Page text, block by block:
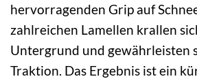
hervorragenden Grip auf
zahlreichen Lamellen krallen
Untergrund und gewährleisten
Traktion. Das Ergebnis ist ein